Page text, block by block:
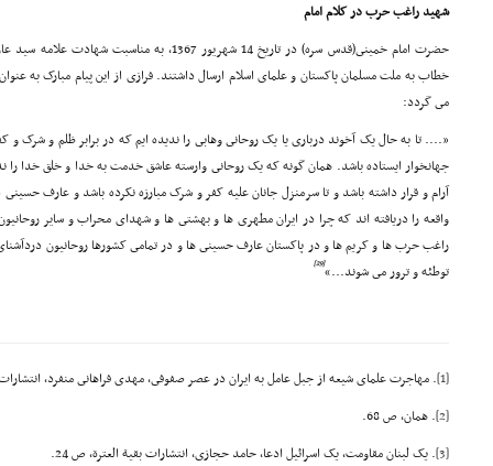
شهید راغب حرب در کلام امام
حضرت امام خمینى(قدس سره) در تاریخ 14 شهریور 1367،
خطاب به ملت مسلمان پاکستان و علماى اسلام ارسال داشتند. فرازى از این پیام مبارک به
مى گردد:
«.... تا به حال یک آخوند دربارى یا یک روحانى وهابى را ندیده ایم که در برابر ظلم و شرک
جهانخوار ایستاده باشد. همان گونه که یک روحانى وارسته عاشق خدمت به خدا و خلق خدا را
آرام و قرار داشته باشد و تا سرمنزل جانان علیه کفر و شرک مبارزه نکرده باشد و عارف
واقعه را دریافته اند که چرا در ایران مطهرى ها و بهشتى ها و شهداى محراب و سایر
راغب حرب ها و کریم ها و در پاکستان عارف حسینى ها و در تمامى کشورها روحانیون
توطئه و ترور مى شوند...»[29]
[1] . مهاجرت علماى شیعه از جبل عامل به ایران در عصر صفوفى، مهدى فراهانى منفرد، انتشارات
[2] . همان، ص 68.
[3] . یک لبنان مقاومت، یک اسرائیل ادعا، حامد حجازى، انتشارات بقیة العترة، ص 24.